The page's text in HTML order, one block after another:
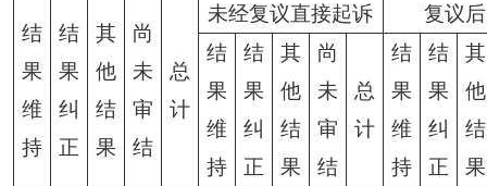
结
果
维
持
结
果
纠
正
其
他
结
果
尚
未
审
结
总
计
未经复议直接起诉
复议
结
果
维
持
结
果
纠
正
其
他
结
果
尚
未
审
结
总
计
结
果
维
持
结
果
纠
正
其
他
结
果